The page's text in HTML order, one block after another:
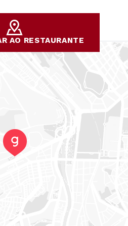
AO RESTAURANTE